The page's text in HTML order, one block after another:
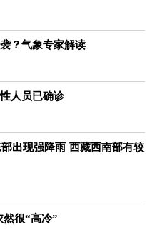
？气象专家解读
人员已确诊
出现强降雨 西藏西南部有较
很“高冷”